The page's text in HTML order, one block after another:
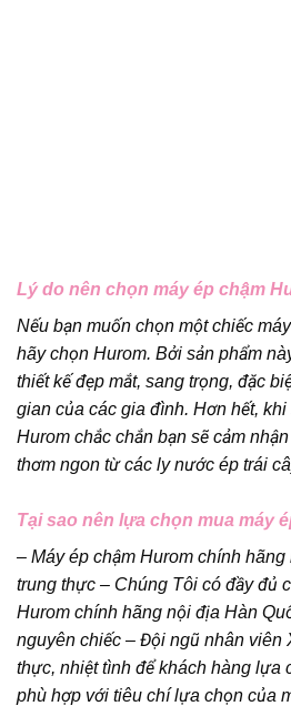
Lý do nên chọn máy ép chậm
Nếu bạn muốn chọn một chiếc
hãy chọn Hurom. Bởi sản phẩm
thiết kế đẹp mắt, sang trọng, đặc
gian của các gia đình. Hơn hết,
Hurom chắc chắn bạn sẽ cảm
thơm ngon từ các ly nước ép trái
Tại sao nên lựa chọn mua máy
– Máy ép chậm Hurom chính
trung thực – Chúng Tôi có đầy đủ
Hurom chính hãng nội địa Hàn
nguyên chiếc – Đội ngũ nhân viên
thực, nhiệt tình để khách hàng lựa
phù hợp với tiêu chí lựa chọn của